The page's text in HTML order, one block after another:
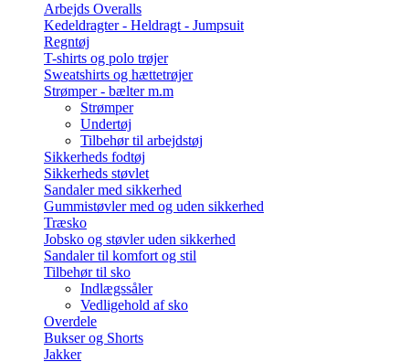
Arbejds Overalls
Kedeldragter - Heldragt - Jumpsuit
Regntøj
T-shirts og polo trøjer
Sweatshirts og hættetrøjer
Strømper - bælter m.m
Strømper
Undertøj
Tilbehør til arbejdstøj
Sikkerheds fodtøj
Sikkerheds støvlet
Sandaler med sikkerhed
Gummistøvler med og uden sikkerhed
Træsko
Jobsko og støvler uden sikkerhed
Sandaler til komfort og stil
Tilbehør til sko
Indlægssåler
Vedligehold af sko
Overdele
Bukser og Shorts
Jakker